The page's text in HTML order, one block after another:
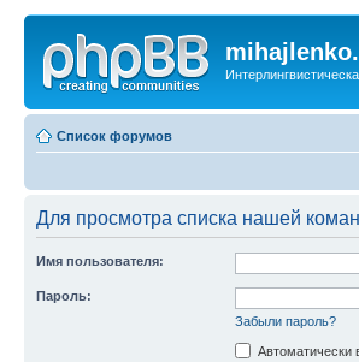
Список форумов
Для просмотра списка нашей
Имя пользователя:
Пароль:
Забыли пароль?
Автоматически